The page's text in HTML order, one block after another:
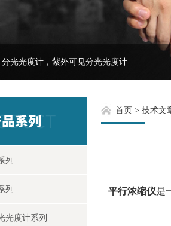
光光度计，紫外可见分光光度计
列
列
光度计系列
首页 > 技术文
平行浓缩仪是